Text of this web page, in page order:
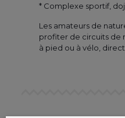
* Complexe sportif,
Les amateurs de
profiter de circuits de
à pied ou à vélo,